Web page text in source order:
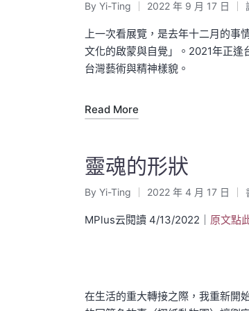
Posted
by
By Yi-Ting 2022 年 9 月 17 日
上一次看展覽，是去年十二月的
文化的啟蒙與自覺」。2021年正逢
台灣藝術與精神樣貌。
Read More
靈魂的形狀
Posted
by
By Yi-Ting 2022 年 4 月 17 日
MPlus云閱讀 4/13/2022｜ 原文點
在生活的重大轉接之際，我重新開